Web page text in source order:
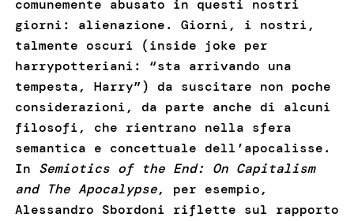
comunemente abusato in questi nostri
giorni: alienazione. Giorni, i nostri,
talmente oscuri (inside joke per
harrypotteriani: “sta arrivando una
tempesta, Harry”) da suscitare non poche
considerazioni, da parte anche di alcuni
filosofi, che rientrano nella sfera
semantica e concettuale dell’apocalisse.
In Semiotics of the End: On Capitalism
and The Apocalypse, per esempio,
Alessandro Sbordoni riflette sul rapporto